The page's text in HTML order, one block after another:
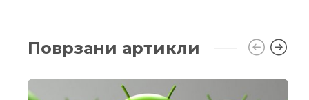
Поврзани артикли